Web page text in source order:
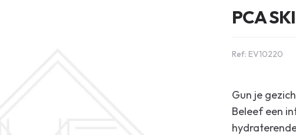
PCA
Ref: EV10220
Gun je
Beleef een